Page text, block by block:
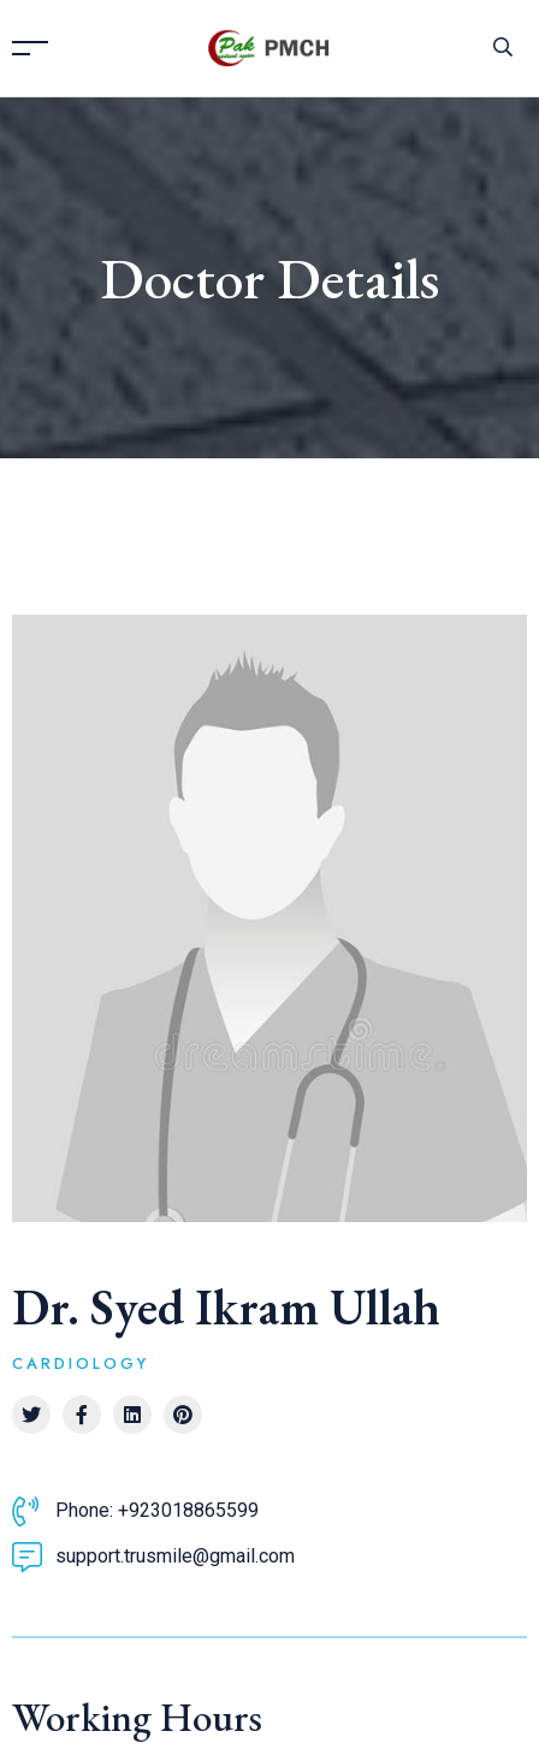
Doctor Details
Dr. Syed Ikram Ullah
CARDIOLOGY
Phone: +923018865599
support.trusmile@gmail.com
Working Hours